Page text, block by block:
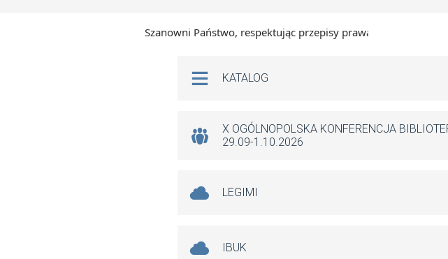
Szanowni Państwo, respektując przepisy prawa i mając na
Na skróty
KATALOG
X OGÓLNOPOLSKA KONFERENCJA
29.09-1.10.2026
LEGIMI
IBUK